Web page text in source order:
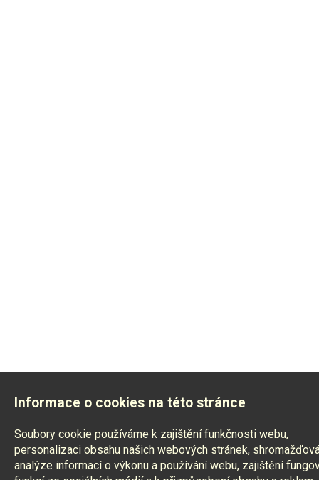
Informace o cookies na této stránce
Soubory cookie používáme k zajištění funkčnosti webu,
personalizaci obsahu našich webových stránek,
analýze informací o výkonu a používání webu, zajištění